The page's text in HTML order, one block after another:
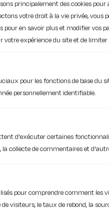
principalement des cookies
votre droit à la vie privée,
en savoir plus et modifier vos
expérience du site et de limiter
pour les fonctions de base
personnellement identifiable.
d'exécuter certaines
collecte de commentaires et
pour comprendre comment les
visiteurs, le taux de rebond, la
Microsoft 365 et
s’installer dans les
les mêmes
fonctionner ces